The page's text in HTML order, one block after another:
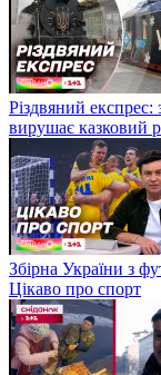
Різдвяний експрес:
вирушає казковий
Збірна України з
Цікаво про спорт